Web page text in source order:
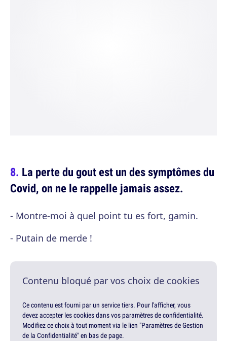
La perte du gout est un des symptômes du
Covid, on ne le rappelle jamais assez.
- Montre-moi à quel point tu es fort, gamin.
- Putain de merde !
Contenu bloqué par vos choix de cookies
Ce contenu est fourni par un service tiers. Pour l'afficher, vous
devez accepter les cookies dans vos paramètres de confidentialité.
Modifiez ce choix à tout moment via le lien "Paramètres de Gestion
de la Confidentialité" en bas de page.